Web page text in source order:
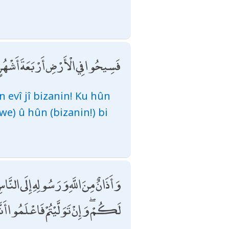
فَسِيحُوا فِي الْأَرْضِ أَرْبَعَةَ
evî jî bizanin! Ku hûn
û hûn (bizanin!) bi
وَأَذَانٌ مِنَ اللَّهِ وَرَسُولِهِ إِلَى
لَكُمْ ۖ وَإِنْ تَوَلَّيْتُمْ فَاعْلَمُوا